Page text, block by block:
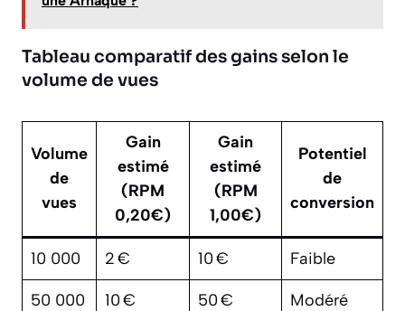
Tableau comparatif des gains selon le
volume de vues
Volume
de
vues
Gain
estimé
(RPM
0,20€)
Gain
estimé
(RPM
1,00€)
Potentiel
de
conversion
10 000 2 € 10 € Faible
50 000 10 € 50 € Modéré